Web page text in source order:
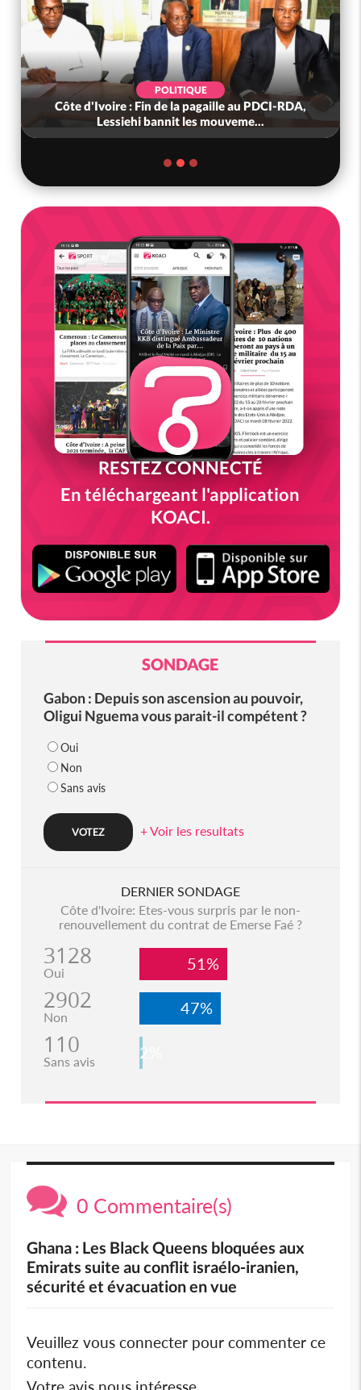
POLITIQUE
Côte d'Ivoire : Fin de la pagaille au PDCI-RDA,
Lessiehi bannit les mouveme...
RESTEZ CONNECTÉ
En téléchargeant l'application
KOACI.
SONDAGE
Gabon : Depuis son ascension au pouvoir,
Oligui Nguema vous parait-il compétent ?
Oui
Non
Sans avis
+ Voir les resultats
DERNIER SONDAGE
Côte d'Ivoire: Etes-vous surpris par le non-
renouvellement du contrat de Emerse Faé ?
3128
Oui 51%
2902
Non 47%
110
Sans avis 2%
0 Commentaire(s)
Ghana : Les Black Queens bloquées aux
Emirats suite au conflit israélo-iranien,
sécurité et évacuation en vue
Veuillez vous connecter pour commenter ce
contenu.